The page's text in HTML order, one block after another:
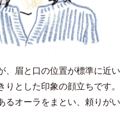
、眉と口の位置が標準に近い
とした印象の顔立ちです。
るオーラをまとい、頼りがい